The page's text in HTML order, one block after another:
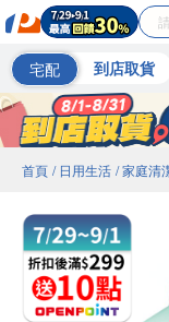
宅配 到店取貨
首頁 / 日用生活 / 家庭清